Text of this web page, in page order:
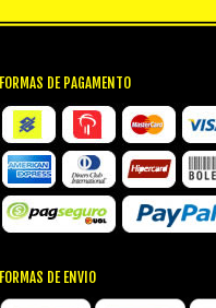
FORMAS DE PAGAMENTO
FORMAS DE ENVIO